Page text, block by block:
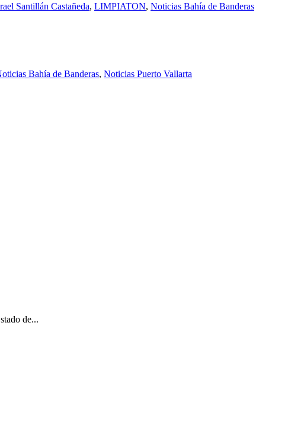
Santillán Castañeda, LIMPIATON, Noticias Bahía de Banderas
Bahía de Banderas, Noticias Puerto Vallarta
de...